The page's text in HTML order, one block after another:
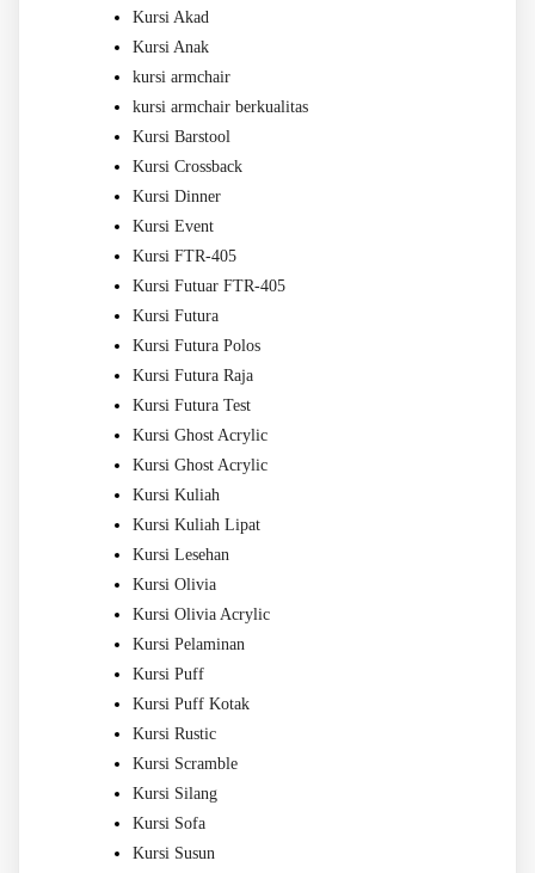
Kursi Akad
Kursi Anak
kursi armchair
kursi armchair berkualitas
Kursi Barstool
Kursi Crossback
Kursi Dinner
Kursi Event
Kursi FTR-405
Kursi Futuar FTR-405
Kursi Futura
Kursi Futura Polos
Kursi Futura Raja
Kursi Futura Test
Kursi Ghost Acrylic
Kursi Ghost Acrylic
Kursi Kuliah
Kursi Kuliah Lipat
Kursi Lesehan
Kursi Olivia
Kursi Olivia Acrylic
Kursi Pelaminan
Kursi Puff
Kursi Puff Kotak
Kursi Rustic
Kursi Scramble
Kursi Silang
Kursi Sofa
Kursi Susun